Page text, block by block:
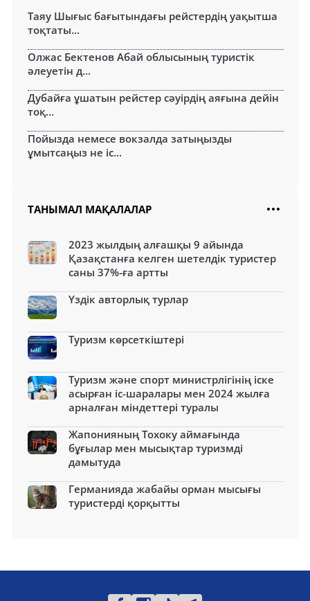
Таяу Шығыс бағытындағы рейстердің уақытша
тоқтаты...
Олжас Бектенов Абай облысының туристік
әлеуетін д...
Дубайға ұшатын рейстер сәуірдің аяғына дейін
тоқ...
Пойызда немесе вокзалда затыңызды
ұмытсаңыз не іс...
ТАНЫМАЛ МАҚАЛАЛАР
2023 жылдың алғашқы 9 айында
Қазақстанға келген шетелдік туристер
саны 37%-ға артты
Үздік авторлық турлар
Туризм көрсеткіштері
Туризм және спорт министрлігінің іске
асырған іс-шаралары мен 2024 жылға
арналған міндеттері туралы
Жапонияның Тохоку аймағында
бұғылар мен мысықтар туризмді
дамытуда
Германияда жабайы орман мысығы
туристерді қорқытты